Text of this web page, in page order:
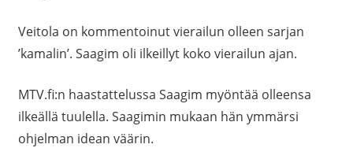
Veitola on kommentoinut vierailun olleen sarjan
’kamalin’. Saagim oli ilkeillyt koko vierailun ajan.
MTV.fi:n haastattelussa Saagim myöntää olleensa
ilkeällä tuulella. Saagimin mukaan hän ymmärsi
ohjelman idean väärin.